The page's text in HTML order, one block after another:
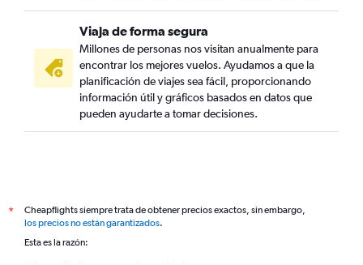
Viaja de forma segura
Millones de personas nos visitan anualmente para
encontrar los mejores vuelos. Ayudamos a que la
planificación de viajes sea fácil, proporcionando
información útil y gráficos basados en datos que
pueden ayudarte a tomar decisiones.
*
Cheapflights siempre trata de obtener precios exactos, sin embargo,
los precios no están garantizados.
Esta es la razón: